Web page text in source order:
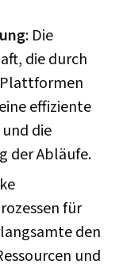
: Die
die durch
effiziente
die
der Abläufe.
für
den
und